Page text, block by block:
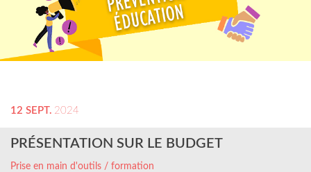
12 SEPT. 2024
PRÉSENTATION SUR LE BUDGET
Prise en main d'outils / formation